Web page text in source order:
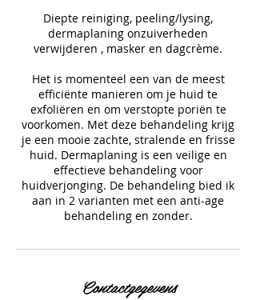
Diepte reiniging, peeling/lysing,
dermaplaning onzuiverheden
verwijderen , masker en dagcrème.
Het is momenteel een van de meest
efficiënte manieren om je huid te
exfoliëren en om verstopte poriën te
voorkomen. Met deze behandeling krijg
je een mooie zachte, stralende en frisse
huid. Dermaplaning is een veilige en
effectieve behandeling voor
huidverjonging. De behandeling bied ik
aan in 2 varianten met een anti-age
behandeling en zonder.
Contactgegevens